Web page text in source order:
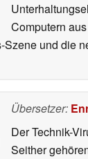
Computern
Szene und die
Übersetzer:
Der Technik-
Seither